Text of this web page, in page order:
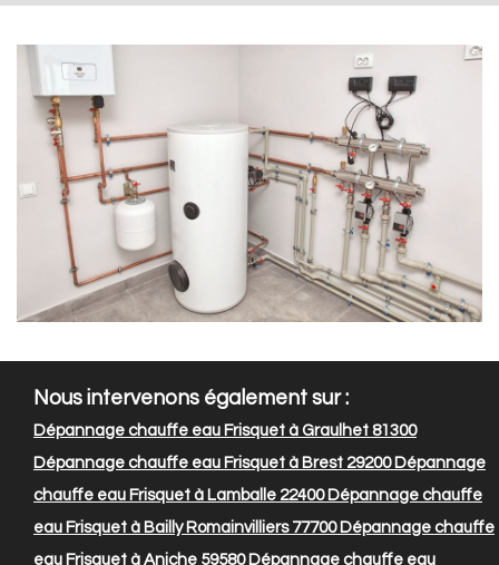
Nous intervenons également sur :
Dépannage chauffe eau Frisquet à Graulhet 81300
Dépannage chauffe eau Frisquet à Brest 29200Dépannage
chauffe eau Frisquet à Lamballe 22400Dépannage chauffe
eau Frisquet à Bailly Romainvilliers 77700Dépannage chauffe
eau Frisquet à Aniche 59580Dépannage chauffe eau